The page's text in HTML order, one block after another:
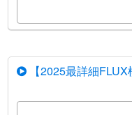
【2025最詳細